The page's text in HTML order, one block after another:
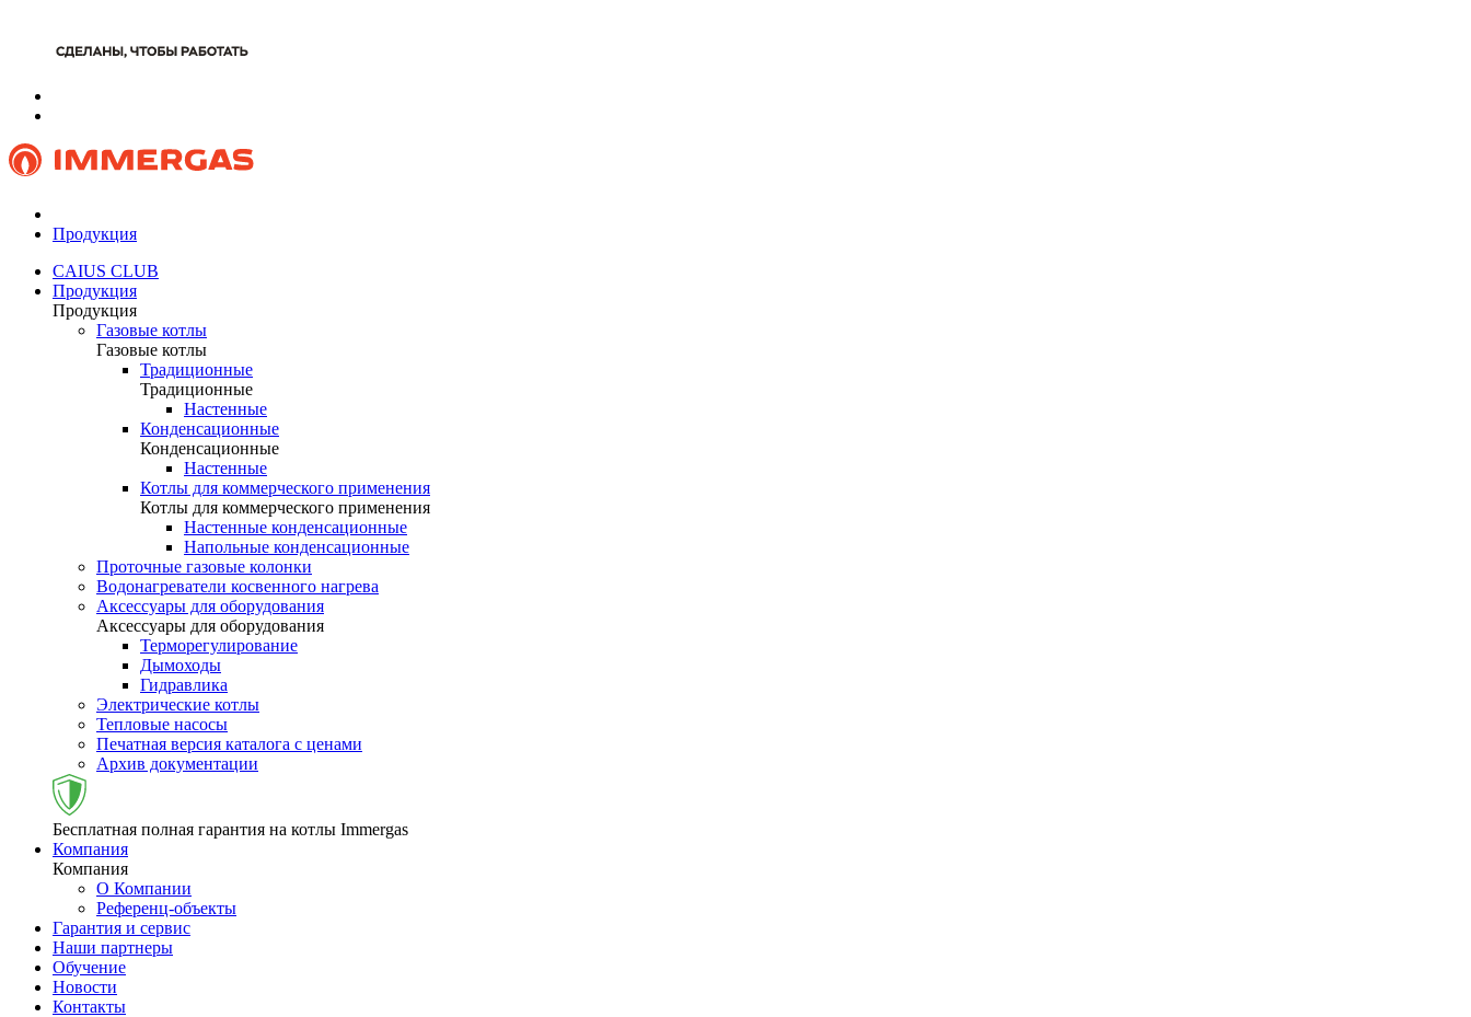
Продукция
CAIUS CLUB
Продукция
Продукция
Газовые котлы
Газовые котлы
Традиционные
Традиционные
Настенные
Конденсационные
Конденсационные
Настенные
Котлы для коммерческого применения
Котлы для коммерческого применения
Настенные конденсационные
Напольные конденсационные
Проточные газовые колонки
Водонагреватели косвенного нагрева
Аксессуары для оборудования
Аксессуары для оборудования
Терморегулирование
Дымоходы
Гидравлика
Электрические котлы
Тепловые насосы
Печатная версия каталога с ценами
Архив документации
Бесплатная полная гарантия на котлы Immergas
Компания
Компания
О Компании
Референц-объекты
Гарантия и сервис
Наши партнеры
Обучение
Новости
Контакты